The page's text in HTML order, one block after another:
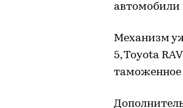
автомобили
Механизм
5, Toyota